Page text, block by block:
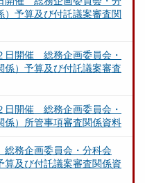
）予算及び付託議案審査関
日開催 総務企画委員会・
係）予算及び付託議案審査
日開催 総務企画委員会・
係）所管事項審査関係資料
務企画委員会・分科会
算及び付託議案審査関係資